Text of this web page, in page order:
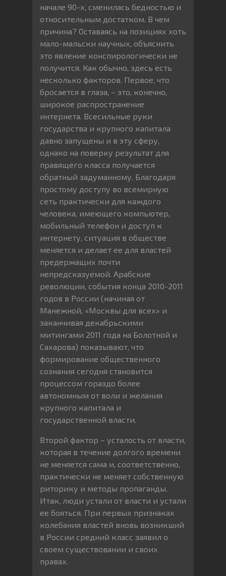
начале 90-х, сменилась бедностью и
относительным достатком. В чем
причина? Оставаясь на позициях хоть
мало-мальски научных, объяснить
это явление конспирологически не
получится. Как обычно, здесь есть
несколько факторов. Первое, что
бросается в глаза, – это, конечно,
широкое распространение
интернета. Всесильные руки
государства и крупного капитала
давно запущены и в эту сферу,
однако на поверку результат для
правящего класса получается
обратный задуманному. Благодаря
простому доступу во всемирную
сеть практически для каждого
человека, имеющего компьютер,
мобильный телефон и доступ к
интернету, ситуация в обществе
меняется и делает ее для властей
предержащих почти
непредсказуемой. Арабские
революции, события конца 2010-2011
годов в России (начиная от
Манежной, «Москвы для всех» и
заканчивая декабрьскими
митингами 2011 года на Болотной и
Сахарова) показывают, что
формирование общественного
сознания сегодня становится
процессом гораздо более
автономным от воли и желания
крупного капитала и
государственной власти.
Второй фактор – усталость от власти,
которая в течение долгого времени
не меняется сама и, соответственно,
практически не меняет собственную
риторику и методы пропаганды.
Итак, люди устали от власти и устали
ее бояться. При первых признаках
колебания властей вновь возникший
в России средний класс заявил о
своем существовании и своих
правах.